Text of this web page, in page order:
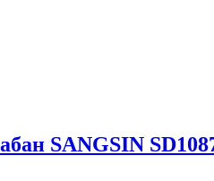
SANGSIN